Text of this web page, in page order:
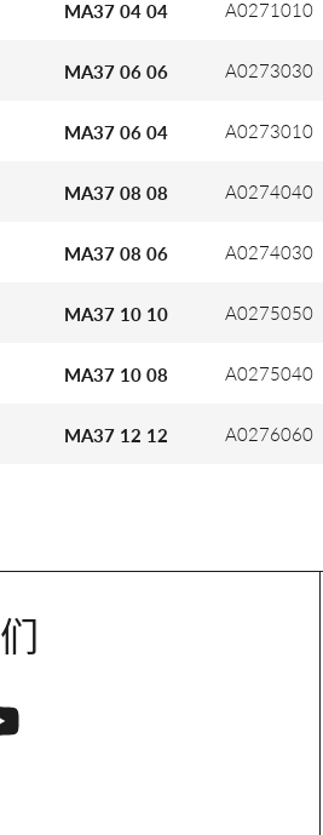
MA37 04 04 A0271010
MA37 06 06 A0273030
MA37 06 04 A0273010
MA37 08 08 A0274040
MA37 08 06 A0274030
MA37 10 10 A0275050
MA37 10 08 A0275040
MA37 12 12 A0276060